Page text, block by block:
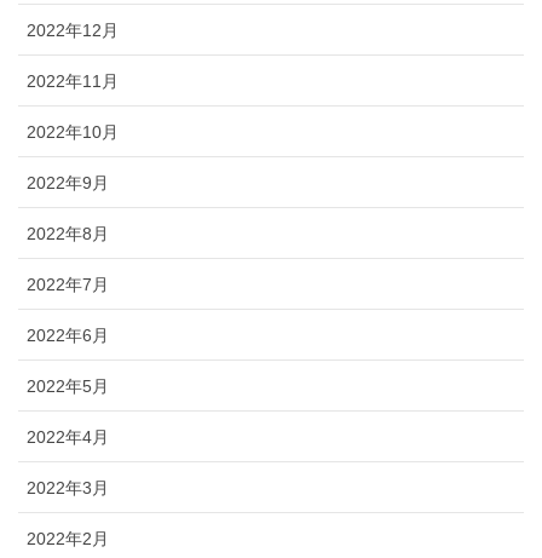
2022年12月
2022年11月
2022年10月
2022年9月
2022年8月
2022年7月
2022年6月
2022年5月
2022年4月
2022年3月
2022年2月